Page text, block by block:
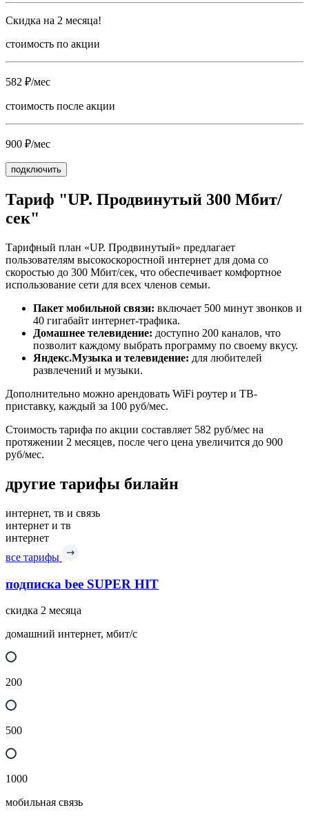
Скидка на 2 месяца!
стоимость по акции
582 ₽/мес
стоимость после акции
900 ₽/мес
подключить
Тариф "UP. Продвинутый 300 Мбит/
сек"
Тарифный план «UP. Продвинутый» предлагает
пользователям высокоскоростной интернет для дома со
скоростью до 300 Мбит/сек, что обеспечивает комфортное
использование сети для всех членов семьи.
Пакет мобильной связи: включает 500 минут звонков и
40 гигабайт интернет-трафика.
Домашнее телевидение: доступно 200 каналов, что
позволит каждому выбрать программу по своему вкусу.
Яндекс.Музыка и телевидение: для любителей
развлечений и музыки.
Дополнительно можно арендовать WiFi роутер и ТВ-
приставку, каждый за 100 руб/мес.
Стоимость тарифа по акции составляет 582 руб/мес на
протяжении 2 месяцев, после чего цена увеличится до 900
руб/мес.
другие тарифы билайн
интернет, тв и связь
интернет и тв
интернет
все тарифы
подписка bee SUPER HIT
скидка 2 месяца
домашний интернет, мбит/с
200
500
1000
мобильная связь